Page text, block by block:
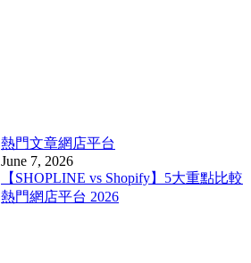
熱門文章網店平台
June 7, 2026
【SHOPLINE vs Shopify】5大重點比較
熱門網店平台 2026